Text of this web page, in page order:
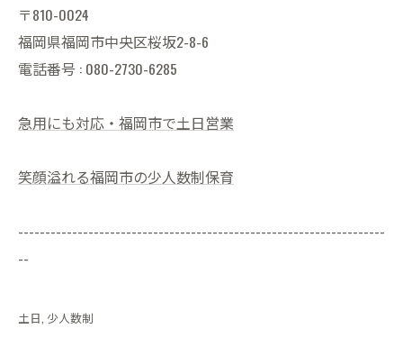
〒810-0024
福岡県福岡市中央区桜坂2-8-6
電話番号 : 080-2730-6285
急用にも対応・福岡市で土日営業
笑顔溢れる福岡市の少人数制保育
--------------------------------------------------------------------
--
土日 少人数制